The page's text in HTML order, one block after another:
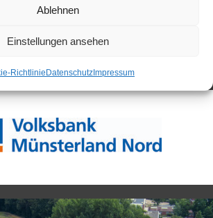
Ablehnen
Einstellungen ansehen
Richtlinie Datenschutz Impressum
an Reckenfeld – Metin Tüfekci
Moment